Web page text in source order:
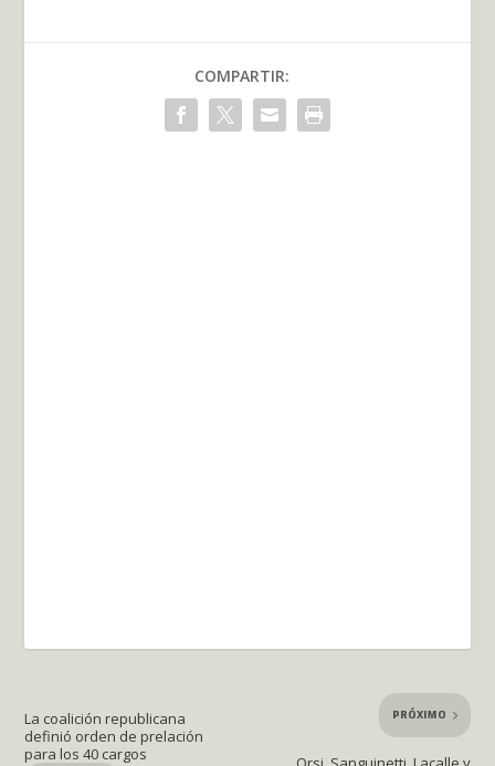
COMPARTIR:
La coalición republicana
definió orden de prelación
para los 40 cargos
PRÓXIMO